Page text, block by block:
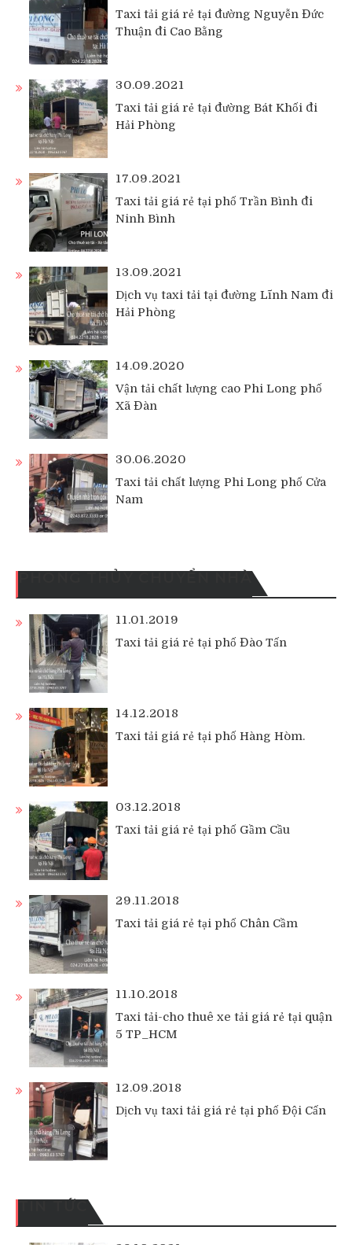
Taxi tải giá rẻ tại đường Nguyễn Đức
Thuận đi Cao Bằng
30.09.2021
Taxi tải giá rẻ tại đường Bát Khối đi
Hải Phòng
17.09.2021
Taxi tải giá rẻ tại phố Trần Bình đi
Ninh Bình
13.09.2021
Dịch vụ taxi tải tại đường Lĩnh Nam đi
Hải Phòng
14.09.2020
Vận tải chất lượng cao Phi Long phố
Xã Đàn
30.06.2020
Taxi tải chất lượng Phi Long phố Cửa
Nam
11.01.2019
Taxi tải giá rẻ tại phố Đào Tấn
14.12.2018
Taxi tải giá rẻ tại phố Hàng Hòm.
03.12.2018
Taxi tải giá rẻ tại phố Gầm Cầu
29.11.2018
Taxi tải giá rẻ tại phố Chân Cầm
11.10.2018
Taxi tải-cho thuê xe tải giá rẻ tại quận
5 TP_HCM
12.09.2018
Dịch vụ taxi tải giá rẻ tại phố Đội Cấn
TIN TỨC